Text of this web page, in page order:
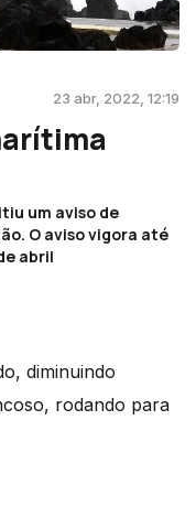
23 abr, 2022, 12:19
um aviso de
O aviso vigora até
abril
diminuindo
rodando para